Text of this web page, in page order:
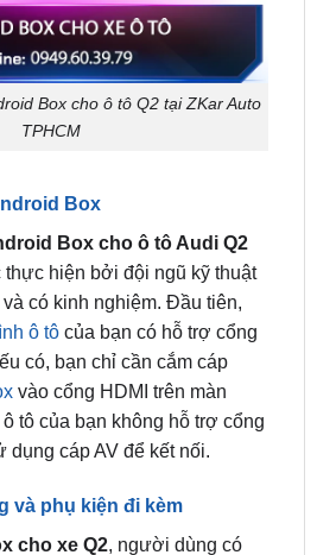
Box cho ô tô Q2 tại ZKar Auto
TPHCM
Box
hiện bởi đội ngũ kỹ thuật
có kinh nghiệm. Đầu tiên,
ô tôcủa bạn có hỗ trợ cổng
có, bạn chỉ cần cắm cáp
vào cổng HDMI trên màn
tô của bạn không hỗ trợ cổng
dụng cáp AV để kết nối.
và phụ kiện đi kèm
năng và phụ kiện đi kèm như
lùi, kết nốiâm thanhnâng